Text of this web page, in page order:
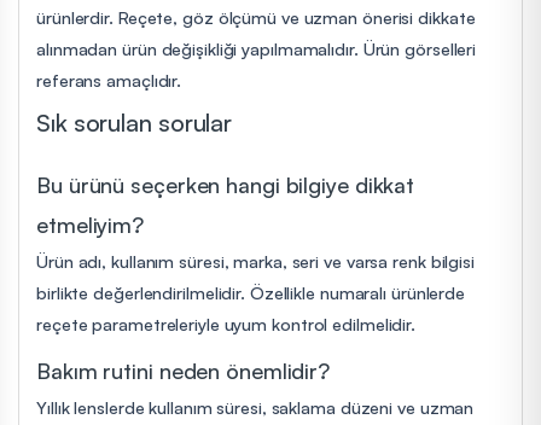
ürünlerdir. Reçete, göz ölçümü ve uzman önerisi dikkate
alınmadan ürün değişikliği yapılmamalıdır. Ürün görselleri
referans amaçlıdır.
Sık sorulan sorular
Bu ürünü seçerken hangi bilgiye dikkat
etmeliyim?
Ürün adı, kullanım süresi, marka, seri ve varsa renk bilgisi
birlikte değerlendirilmelidir. Özellikle numaralı ürünlerde
reçete parametreleriyle uyum kontrol edilmelidir.
Bakım rutini neden önemlidir?
Yıllık lenslerde kullanım süresi, saklama düzeni ve uzman